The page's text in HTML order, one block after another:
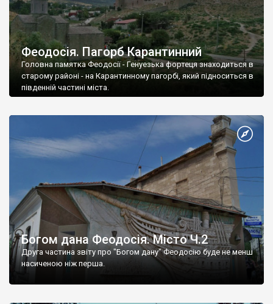
Феодосія. Пагорб Карантинний
Головна памятка Феодосії - Генуезька фортеця знаходиться в
старому районі - на Карантинному пагорбі, який підноситься в
південній частині міста.
Богом дана Феодосія. Місто Ч.2
Друга частина звіту про "Богом дану" Феодосію буде не менш
насиченою ніж перша.